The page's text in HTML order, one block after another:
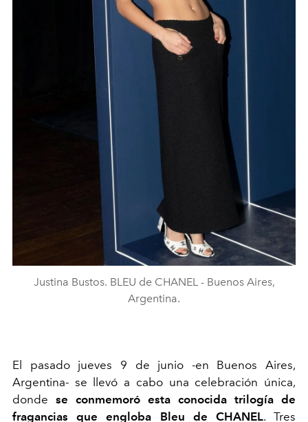
Justina Bustos. BLEU de CHANEL - Buenos Aires,
Argentina.
El pasado jueves 9 de junio -en Buenos Aires,
Argentina- se llevó a cabo una celebración única,
donde se conmemoró esta conocida trilogía de
fragancias que engloba Bleu de CHANEL. Tres